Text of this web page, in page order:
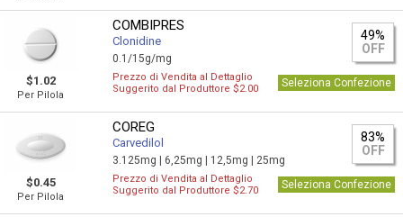
$1.02
Per Pilola
COMBIPRES
Clonidine
0.1/15g/mg
49%
OFF
Prezzo di Vendita al Dettaglio
Suggerito dal Produttore $2.00
Seleziona Confezione
$0.45
Per Pilola
COREG
Carvedilol
3.125mg | 6,25mg | 12,5mg | 25mg
83%
OFF
Prezzo di Vendita al Dettaglio
Suggerito dal Produttore $2.70
Seleziona Confezione